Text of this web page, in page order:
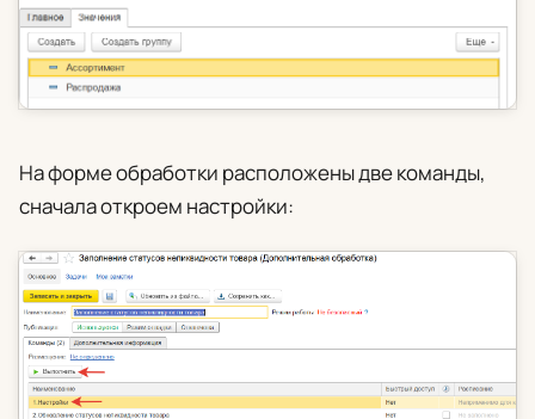
На форме обработки расположены две команды,
сначала откроем настройки: